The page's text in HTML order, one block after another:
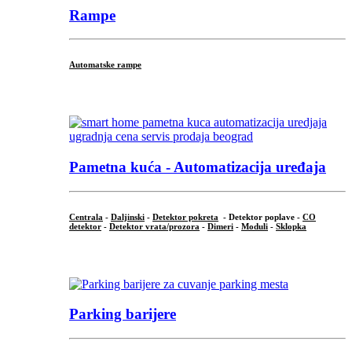
Rampe
Automatske rampe
Pametna kuća - Automatizacija uređaja
Centrala - Daljinski - Detektor pokreta - Detektor poplave - CO
detektor - Detektor vrata/prozora - Dimeri - Moduli - Sklopka
Parking barijere